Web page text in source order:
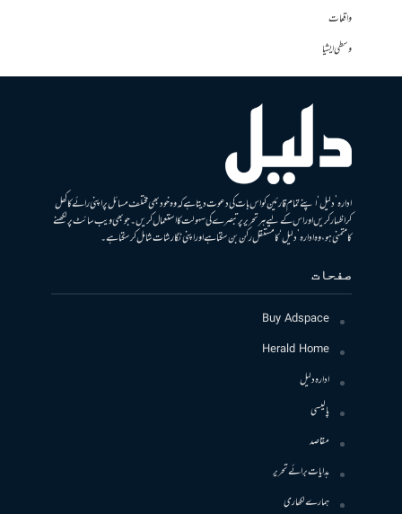
واقعات
وسطی ایشیا
ادارہ ’دلیل‘ اپنے تمام قارئین کو اس بات کی دعوت دیتا ہے کہ وہ خود بھی مختلف مسائل پر اپنی رائے کا کھل
کر اظہار کریں اور اس کے لیے ہر تحریر پر تبصرے کی سہولت کا استعمال کریں۔ جو بھی ویب سائٹ پر لکھنے
کا متمنی ہو، وہ ادارہ ’دلیل‘ کا مستقل رکن بن سکتا ہے اور اپنی نگارشات شامل کرسکتا ہے۔
صفحات
Buy Adspace
Herald Home
ادارہ دلیل
پالیسی
مقاصد
ہدایات برائے تحریر
ہمارے لکھاری